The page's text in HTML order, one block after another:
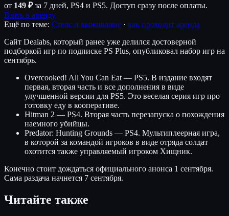
от 149 ₽за 7 дней, PS4 и PS5. Доступ сразу после оплаты.
Взять в аренду
Ещё по теме: Стелс и выживание · как проходит аренда
Сайт Dealabs, который ранее уже делился достоверной
подборкой игр по подписке PS Plus, опубликовал набор игр на
сентябрь.
Overcooked! All You Can Eat — PS5. В издание входят
первая, вторая часть и все дополнения в виде
улучшенной версии для PS5. Это веселая серия игр про
готовку еду в кооперативе.
Hitman 2 — PS4. Вторая часть перезапуска о похождения
наемного убийцы.
Predator: Hunting Grounds — PS4. Мультиплеерная игра,
в которой за командой игроков в виде отряда солдат
охотится также управляемый игроком Хищник.
Конечно стоит дождаться официального анонса 1 сентября.
Сама раздача начнется 7 сентября.
Читайте также